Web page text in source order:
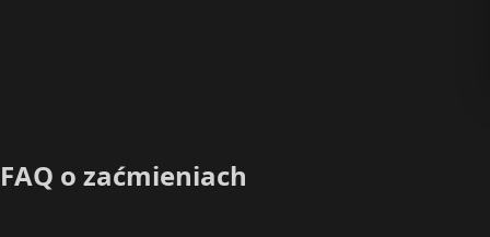
FAQ o zaćmieniach